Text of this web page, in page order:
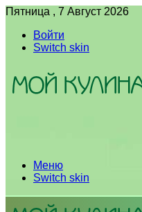
Пятница , 7 Август 2026
Войти
Switch skin
Меню
Switch skin